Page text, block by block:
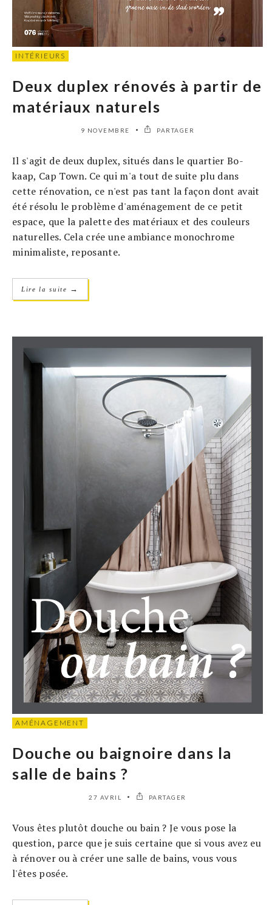
INTÉRIEURS
Deux duplex rénovés à partir de
matériaux naturels
9 NOVEMBRE PARTAGER
Il s'agit de deux duplex, situés dans le quartier Bo-
kaap, Cap Town. Ce qui m'a tout de suite plu dans
cette rénovation, ce n'est pas tant la façon dont avait
été résolu le problème d'aménagement de ce petit
espace, que la palette des matériaux et des couleurs
naturelles. Cela crée une ambiance monochrome
minimaliste, reposante.
Lire la suite →
AMÉNAGEMENT
Douche ou baignoire dans la
salle de bains ?
27 AVRIL PARTAGER
Vous êtes plutôt douche ou bain ? Je vous pose la
question, parce que je suis certaine que si vous avez eu
à rénover ou à créer une salle de bains, vous vous
l'êtes posée.